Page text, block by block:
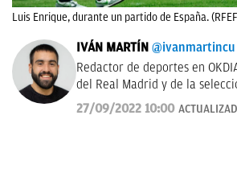
Luis Enrique, durante un partido de España.
IVÁN MARTÍN @ivanmartincu
Redactor de deportes en
del Real Madrid y de la
27/09/2022 10:00